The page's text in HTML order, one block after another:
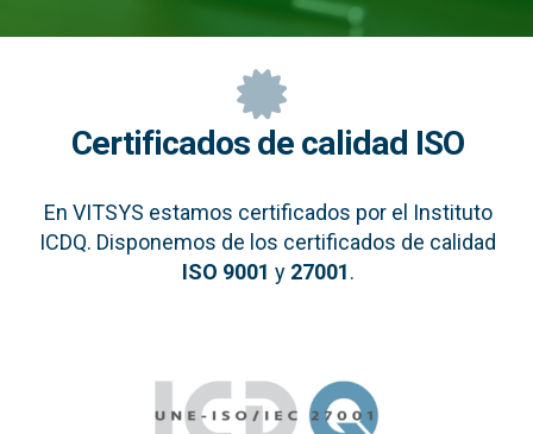
Certificados de calidad ISO
En VITSYS estamos certificados por el Instituto
ICDQ. Disponemos de los certificados de calidad
ISO 9001 y 27001.